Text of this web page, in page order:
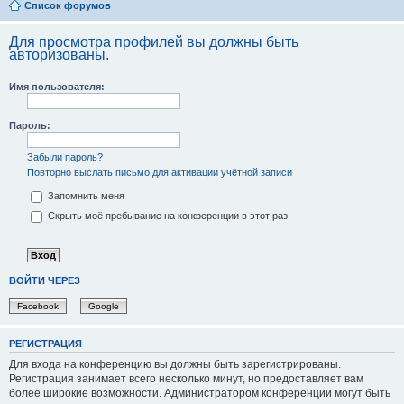
Список форумов
Для просмотра профилей вы должны быть
авторизованы.
Имя пользователя:
Пароль:
Забыли пароль?
Повторно выслать письмо для активации учётной записи
Запомнить меня
Скрыть моё пребывание на конференции в этот раз
ВОЙТИ ЧЕРЕЗ
Facebook Google
РЕГИСТРАЦИЯ
Для входа на конференцию вы должны быть зарегистрированы.
Регистрация занимает всего несколько минут, но предоставляет вам
более широкие возможности. Администратором конференции могут быть